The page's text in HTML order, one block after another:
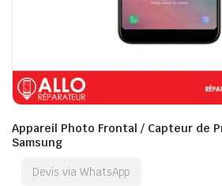
Appareil Photo Frontal / Capteur de
Samsung
Devis via WhatsApp